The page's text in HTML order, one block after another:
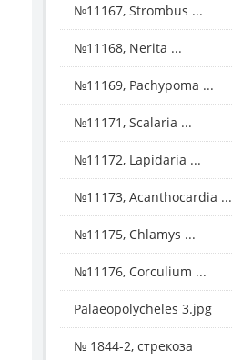
№11167, Strombus ...
№11168, Nerita ...
№11169, Pachypoma ...
№11171, Scalaria ...
№11172, Lapidaria ...
№11173, Acanthocardia ...
№11175, Chlamys ...
№11176, Corculium ...
Palaeopolycheles 3.jpg
№ 1844-2, стрекоза